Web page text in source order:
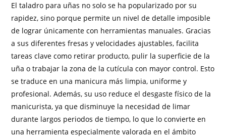
El taladro para uñas no solo se ha popularizado por su
rapidez, sino porque permite un nivel de detalle imposible
de lograr únicamente con herramientas manuales. Gracias
a sus diferentes fresas y velocidades ajustables, facilita
tareas clave como retirar producto, pulir la superficie de la
uña o trabajar la zona de la cutícula con mayor control. Esto
se traduce en una manicura más limpia, uniforme y
profesional. Además, su uso reduce el desgaste físico de la
manicurista, ya que disminuye la necesidad de limar
durante largos periodos de tiempo, lo que lo convierte en
una herramienta especialmente valorada en el ámbito